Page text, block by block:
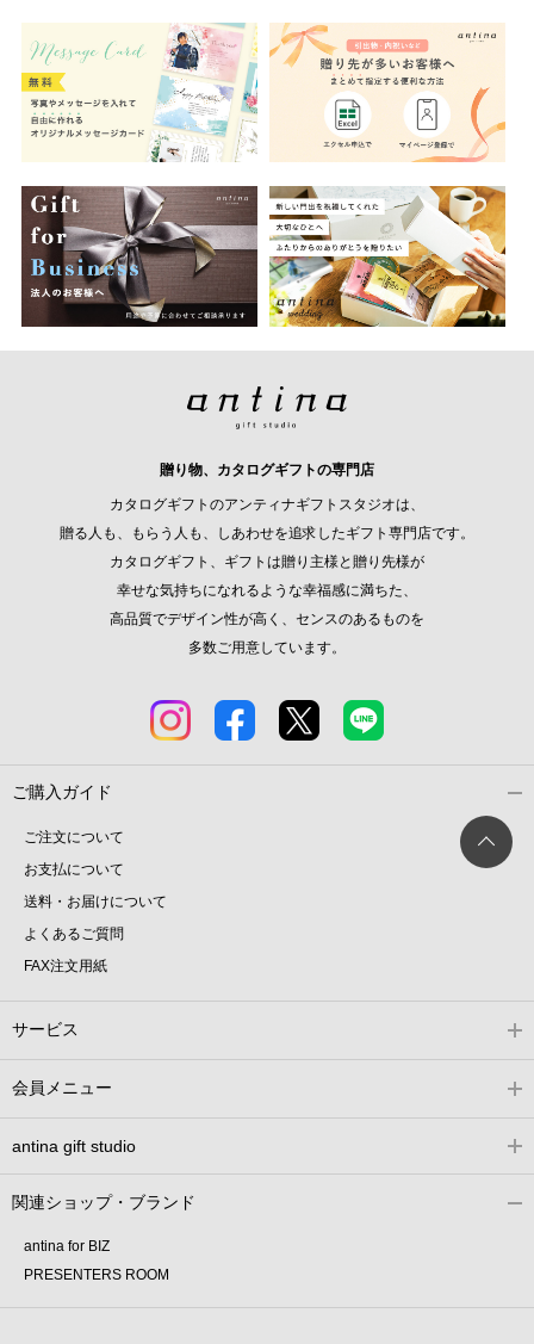
贈り物、カタログギフトの専門店
カタログギフトのアンティナギフトスタジオは、
贈る人も、もらう人も、しあわせを追求したギフト専門店です。
カタログギフト、ギフトは贈り主様と贈り先様が
幸せな気持ちになれるような幸福感に満ちた、
高品質でデザイン性が高く、センスのあるものを
多数ご用意しています。
ご購入ガイド
ご注文について
お支払について
送料・お届けについて
よくあるご質問
FAX注文用紙
サービス
会員メニュー
antina gift studio
関連ショップ・ブランド
antina for BIZ
PRESENTERS ROOM